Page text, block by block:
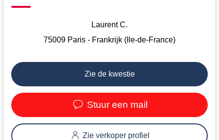
Laurent C.
75009 Paris - Frankrijk (Ile-de-France)
Zie de kwestie
Stuur een mail
Zie verkoper profiel